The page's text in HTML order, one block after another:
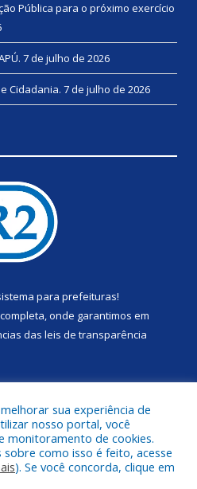
Pública para o próximo exercício
7 de julho de 2026
Cidadania. 7 de julho de 2026
para prefeituras!
completa, onde garantimos em
das leis de transparência
a Prefeitura Municipal de Anapu.
sua experiência de
nosso portal, você
monitoramento de cookies.
como isso é feito, acesse
). Se você concorda, clique em